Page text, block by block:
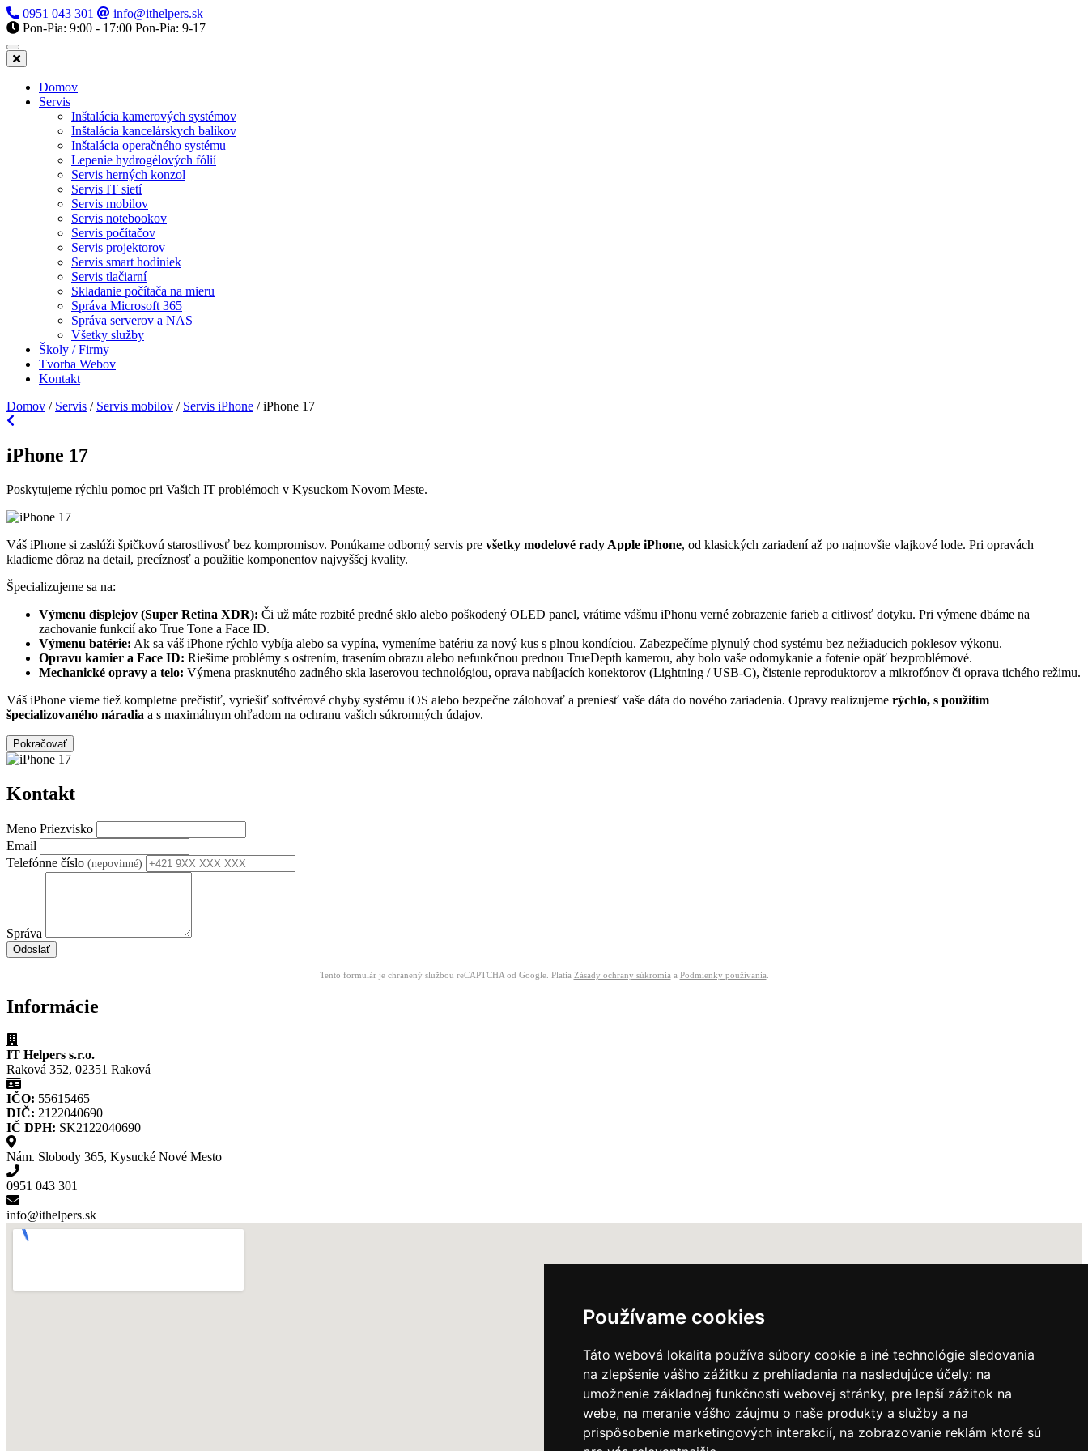
Používame cookies
Táto webová lokalita používa súbory cookie a iné technológie sledovania
na zlepšenie vášho zážitku z prehliadania na nasledujúce účely: na
umožnenie základnej funkčnosti webovej stránky, pre lepší zážitok na
webe, na meranie vášho záujmu o naše produkty a služby a na
prispôsobenie marketingových interakcií, na zobrazovanie reklám ktoré sú
0951 043 301
info@ithelpers.sk
Pon-Pia: 9:00 - 17:00 Pon-Pia: 9-17
Domov
Servis
Inštalácia kamerových systémov
Inštalácia kancelárskych balíkov
Inštalácia operačného systému
Lepenie hydrogélových fólií
Servis herných konzol
Servis IT sietí
Servis mobilov
Servis notebookov
Servis počítačov
Servis projektorov
Servis smart hodiniek
Servis tlačiarní
Skladanie počítača na mieru
Správa Microsoft 365
Správa serverov a NAS
Všetky služby
Školy / Firmy
Tvorba Webov
Kontakt
Domov / Servis / Servis mobilov / Servis iPhone / iPhone 17
iPhone 17
Poskytujeme rýchlu pomoc pri Vašich IT problémoch v Kysuckom Novom Meste.
Váš iPhone si zaslúži špičkovú starostlivosť bez kompromisov. Ponúkame odborný servis pre všetky modelové rady Apple iPhone, od klasických zariadení až po najnovšie vlajkové lode. Pri opravách
kladieme dôraz na detail, precíznosť a použitie komponentov najvyššej kvality.
Špecializujeme sa na:
Výmenu displejov (Super Retina XDR): Či už máte rozbité predné sklo alebo poškodený OLED panel, vrátime vášmu iPhonu verné zobrazenie farieb a citlivosť dotyku. Pri výmene dbáme na
zachovanie funkcií ako True Tone a Face ID.
Výmenu batérie: Ak sa váš iPhone rýchlo vybíja alebo sa vypína, vymeníme batériu za nový kus s plnou kondíciou. Zabezpečíme plynulý chod systému bez nežiaducich poklesov výkonu.
Opravu kamier a Face ID: Riešime problémy s ostrením, trasením obrazu alebo nefunkčnou prednou TrueDepth kamerou, aby bolo vaše odomykanie a fotenie opäť bezproblémové.
Mechanické opravy a telo: Výmena prasknutého zadného skla laserovou technológiou, oprava nabíjacích konektorov (Lightning / USB-C), čistenie reproduktorov a mikrofónov či oprava tichého režimu.
Váš iPhone vieme tiež kompletne prečistiť, vyriešiť softvérové chyby systému iOS alebo bezpečne zálohovať a preniesť vaše dáta do nového zariadenia. Opravy realizujeme rýchlo, s použitím
špecializovaného náradia a s maximálnym ohľadom na ochranu vašich súkromných údajov.
Pokračovať
Kontakt
Meno Priezvisko
Email
Telefónne číslo (nepovinné)
Správa
Odoslať
Tento formulár je chránený službou reCAPTCHA od Google. Platia Zásady ochrany súkromia a Podmienky používania
Informácie
IT Helpers s.r.o.
Raková 352, 02351 Raková
IČO: 55615465
DIČ: 2122040690
IČ DPH: SK2122040690
Nám. Slobody 365, Kysucké Nové Mesto
0951 043 301
info@ithelpers.sk